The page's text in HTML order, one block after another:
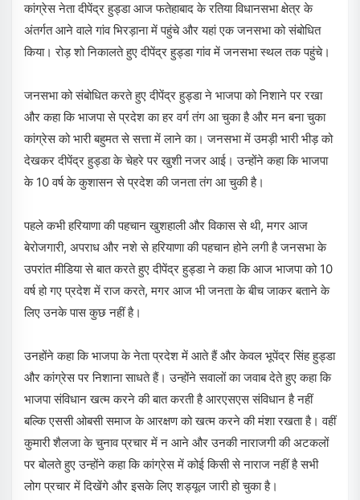
कांग्रेस नेता दीपेंद्र हुड्डा आज फतेहाबाद के रतिया विधानसभा क्षेत्र के
अंतर्गत आने वाले गांव भिरड़ाना में पहुंचे और यहां एक जनसभा को संबोधित
किया। रोड़ शो निकालते हुए दीपेंद्र हुड्डा गांव में जनसभा स्थल तक पहुंचे।
जनसभा को संबोधित करते हुए दीपेंद्र हुड्डा ने भाजपा को निशाने पर रखा
और कहा कि भाजपा से प्रदेश का हर वर्ग तंग आ चुका है और मन बना चुका
कांग्रेस को भारी बहुमत से सत्ता में लाने का। जनसभा में उमड़ी भारी भीड़ को
देखकर दीपेंद्र हुड्डा के चेहरे पर खुशी नजर आई। उन्होंने कहा कि भाजपा
के 10 वर्ष के कुशासन से प्रदेश की जनता तंग आ चुकी है।
पहले कभी हरियाणा की पहचान खुशहाली और विकास से थी, मगर आज
बेरोजगारी, अपराध और नशे से हरियाणा की पहचान होने लगी है जनसभा के
उपरांत मीडिया से बात करते हुए दीपेंद्र हुड्डा ने कहा कि आज भाजपा को 10
वर्ष हो गए प्रदेश में राज करते, मगर आज भी जनता के बीच जाकर बताने के
लिए उनके पास कुछ नहीं है।
उनहोंने कहा कि भाजपा के नेता प्रदेश में आते हैं और केवल भूपेंद्र सिंह हुड्डा
और कांग्रेस पर निशाना साधते हैं। उन्होंने सवालों का जवाब देते हुए कहा कि
भाजपा संविधान खत्म करने की बात करती है आरएसएस संविधान है नहीं
बल्कि एससी ओबसी समाज के आरक्षण को खत्म करने की मंशा रखता है। वहीं
कुमारी शैलजा के चुनाव प्रचार में न आने और उनकी नाराजगी की अटकलों
पर बोलते हुए उन्होंने कहा कि कांग्रेस में कोई किसी से नाराज नहीं है सभी
लोग प्रचार में दिखेंगे और इसके लिए शड्यूल जारी हो चुका है।